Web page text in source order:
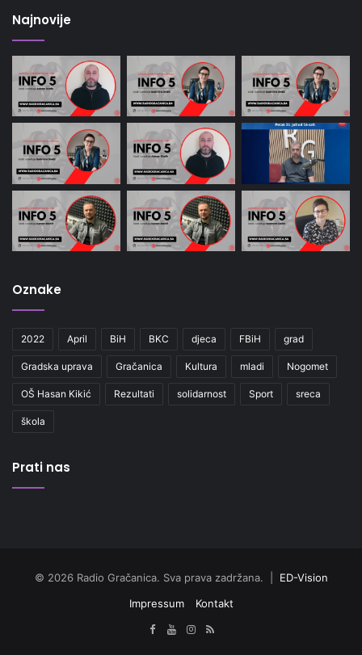
Najnovije
Oznake
2022 April BiH BKC djeca FBiH grad
Gradska uprava Gračanica Kultura mladi Nogomet
OŠ Hasan Kikić Rezultati solidarnost Sport sreca
škola
Prati nas
© 2026 Radio Gračanica. Sva prava zadržana. | ED-Vision
Impressum
Kontakt